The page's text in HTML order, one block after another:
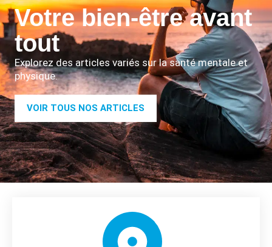
Votre bien-être avant
tout
Explorez des articles variés sur la santé mentale et
physique.
VOIR TOUS NOS ARTICLES